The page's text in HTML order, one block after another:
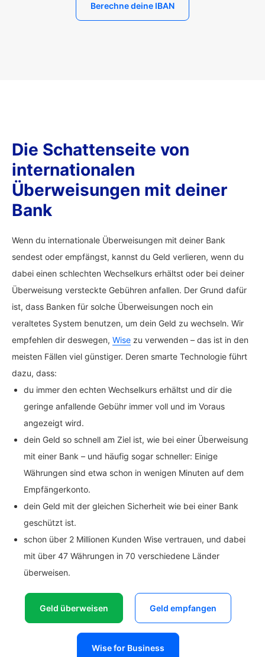
Berechne deine IBAN
Die Schattenseite von
internationalen
Überweisungen mit deiner
Bank
Wenn du internationale Überweisungen mit deiner Bank
sendest oder empfängst, kannst du Geld verlieren, wenn du
dabei einen schlechten Wechselkurs erhältst oder bei deiner
Überweisung versteckte Gebühren anfallen. Der Grund dafür
ist, dass Banken für solche Überweisungen noch ein
veraltetes System benutzen, um dein Geld zu wechseln. Wir
empfehlen dir deswegen, Wise zu verwenden – das ist in den
meisten Fällen viel günstiger. Deren smarte Technologie führt
dazu, dass:
du immer den echten Wechselkurs erhältst und dir die
geringe anfallende Gebühr immer voll und im Voraus
angezeigt wird.
dein Geld so schnell am Ziel ist, wie bei einer Überweisung
mit einer Bank – und häufig sogar schneller: Einige
Währungen sind etwa schon in wenigen Minuten auf dem
Empfängerkonto.
dein Geld mit der gleichen Sicherheit wie bei einer Bank
geschützt ist.
schon über 2 Millionen Kunden Wise vertrauen, und dabei
mit über 47 Währungen in 70 verschiedene Länder
überweisen.
Geld überweisen Geld empfangen
Wise for Business